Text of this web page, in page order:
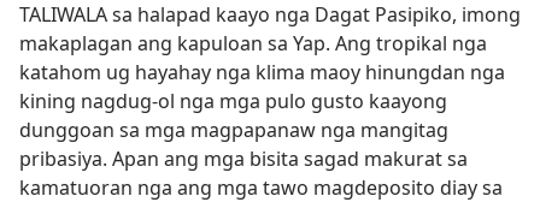
TALIWALA sa halapad kaayo nga Dagat Pasipiko, imong
makaplagan ang kapuloan sa Yap. Ang tropikal nga
katahom ug hayahay nga klima maoy hinungdan nga
kining nagdug-ol nga mga pulo gusto kaayong
dunggoan sa mga magpapanaw nga mangitag
pribasiya. Apan ang mga bisita sagad makurat sa
kamatuoran nga ang mga tawo magdeposito diay sa